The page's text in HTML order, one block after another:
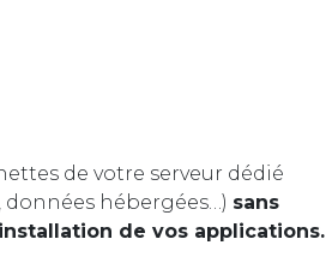
de votre serveur dédié
hébergées…) sans
de vos applications.